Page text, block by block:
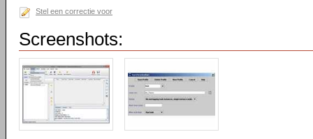
Stel een correctie voor
Screenshots: